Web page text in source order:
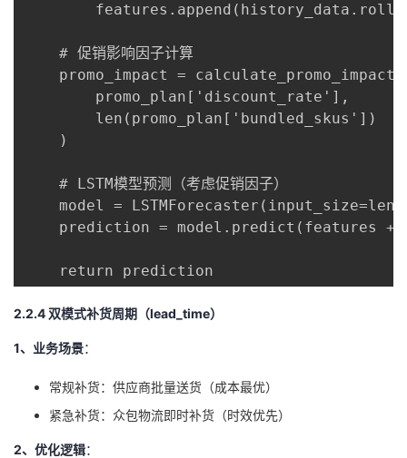
    # 促销影响因子计算
    promo_impact = calculate_promo_impact(
        promo_plan['discount_rate'],
        len(promo_plan['bundled_skus'])
    )
    # LSTM模型预测（考虑促销因子）
model =
prediction = model.predict(features +
    return prediction
2.2.4 双模式补货周期（lead_time）
1、业务场景：
常规补货：供应商批量送货（成本最优）
紧急补货：众包物流即时补货（时效优先）
2、 优化逻辑：